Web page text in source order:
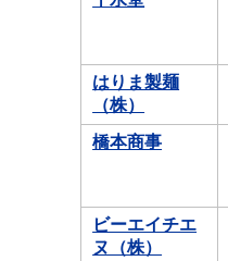
はりま製麺
（株）
橋本商事
ビーエイチエ
ヌ（株）